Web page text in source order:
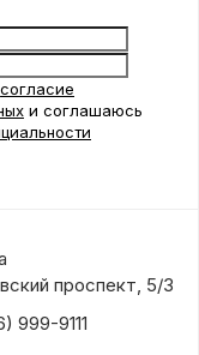
согласие
и соглашаюсь
проспект, 5/3
999-9111